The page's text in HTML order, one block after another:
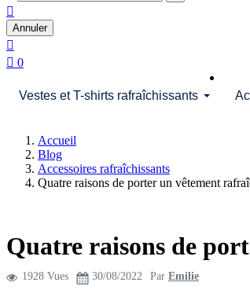

Annuler

 0
Vestes et T-shirts rafraîchissants
Accueil
Blog
Accessoires rafraîchissants
Quatre raisons de porter un vêtement
Quatre raisons de
1928 Vues 30/08/2022 Par Emilie